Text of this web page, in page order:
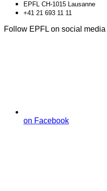
EPFL CH-1015 Lausanne
+41 21 693 11 11
Follow EPFL on social media
on Facebook